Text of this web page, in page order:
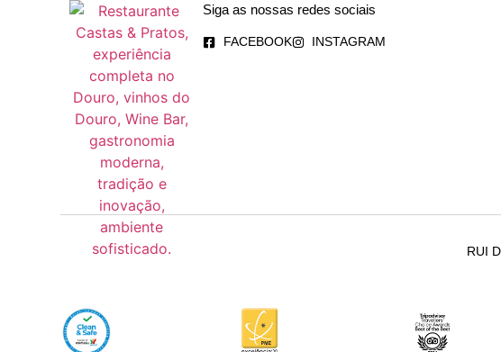
Siga as nossas redes sociais
FACEBOOK INSTAGRAM
RUI